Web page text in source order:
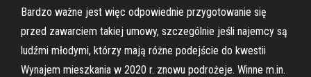
Bardzo ważne jest więc odpowiednie przygotowanie się
przed zawarciem takiej umowy, szczególnie jeśli najemcy są
ludźmi młodymi, którzy mają różne podejście do kwestii
Wynajem mieszkania w 2020 r. znowu podrożeje. Winne m.in.